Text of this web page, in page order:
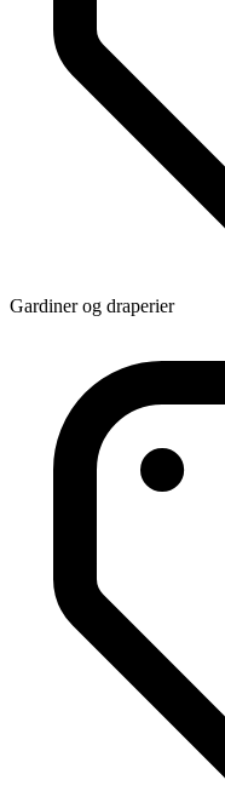
Gardiner og draperier